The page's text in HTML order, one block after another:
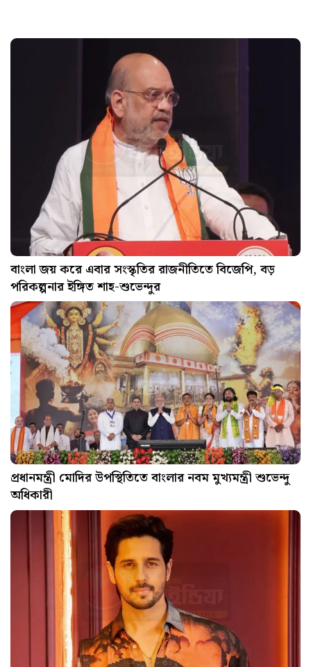
বাংলা জয় করে এবার সংস্কৃতির রাজনীতিতে বিজেপি, বড়
পরিকল্পনার ইঙ্গিত শাহ-শুভেন্দুর
প্রধানমন্ত্রী মোদির উপস্থিতিতে বাংলার নবম মুখ্যমন্ত্রী শুভেন্দু
অধিকারী